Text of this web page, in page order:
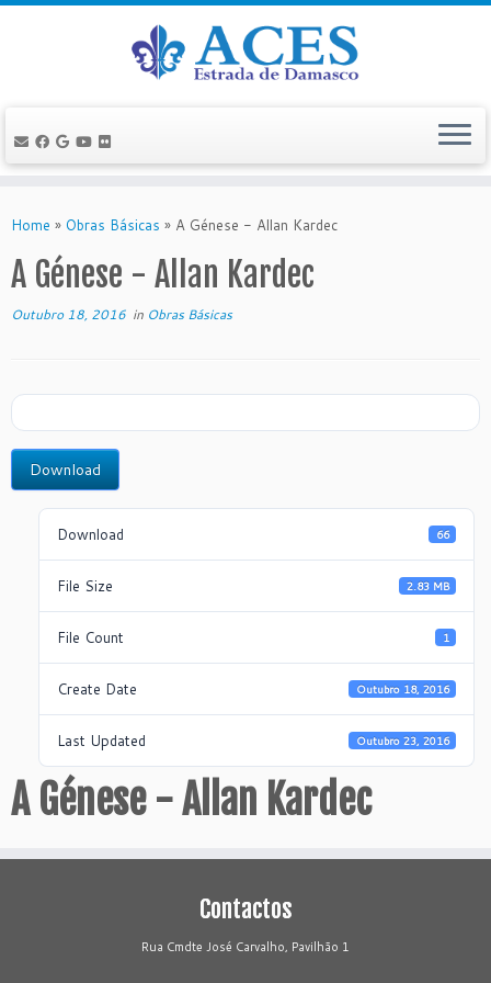
toHome » Obras Básicas » A Génese - Allan Kardec
A Génese - Allan Kardec
Outubro 18, 2016 in Obras Básicas
Download
Download 66
File Size 2.83 MB
File Count 1
Create Date Outubro 18, 2016
Last Updated Outubro 23, 2016
A Génese - Allan Kardec
Contactos
Rua Cmdte José Carvalho, Pavilhão 1